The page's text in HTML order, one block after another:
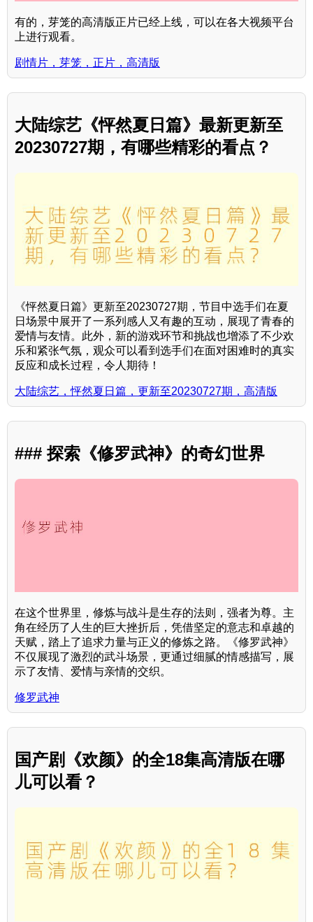
有的，芽笼的高清版正片已经上线，可以在各大视频平台
上进行观看。
剧情片，芽笼，正片，高清版
大陆综艺《怦然夏日篇》最新更新至
20230727期，有哪些精彩的看点？
《怦然夏日篇》更新至20230727期，节目中选手们在夏
日场景中展开了一系列感人又有趣的互动，展现了青春的
爱情与友情。此外，新的游戏环节和挑战也增添了不少欢
乐和紧张气氛，观众可以看到选手们在面对困难时的真实
反应和成长过程，令人期待！
大陆综艺，怦然夏日篇，更新至20230727期，高清版
### 探索《修罗武神》的奇幻世界
在这个世界里，修炼与战斗是生存的法则，强者为尊。主
角在经历了人生的巨大挫折后，凭借坚定的意志和卓越的
天赋，踏上了追求力量与正义的修炼之路。《修罗武神》
不仅展现了激烈的武斗场景，更通过细腻的情感描写，展
示了友情、爱情与亲情的交织。
修罗武神
国产剧《欢颜》的全18集高清版在哪
儿可以看？